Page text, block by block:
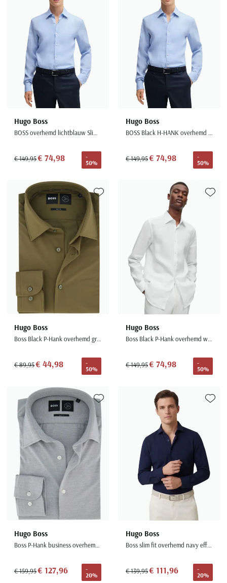
Hugo Boss
BOSS overhemd lichtblauw Slim Fit Pure Linen gemêleerd
€ 149,95€ 74,98
-
50%
Hugo Boss
BOSS Black H-HANK overhemd lichtblauw mouwlengte 7 linnen
€ 149,95€ 74,98
-
50%
Hugo Boss
Boss Black P-Hank overhemd groen effen ml7 lange mouw
€ 89,95€ 44,98
-
50%
Toevoegen aan favorieten
Hugo Boss
Boss Black P-Hank overhemd wit effen semi-wide spread boord
€ 149,95€ 74,98
-
50%
Hugo Boss
Boss P-Hank business overhemd grijs
€ 159,95€ 127,96
-
20%
Toevoegen aan favorieten
Hugo Boss
Boss slim fit overhemd navy effen knitted
€ 139,95€ 111,96
-
20%